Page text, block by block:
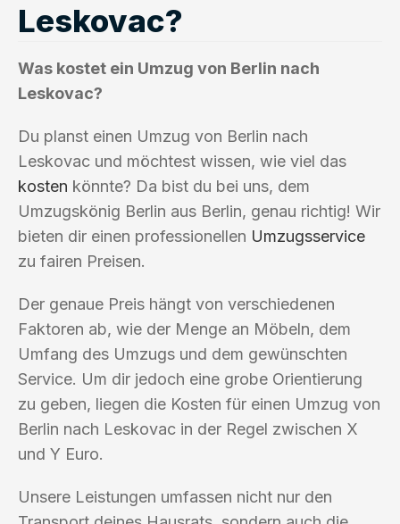
Leskovac?
Was kostet ein Umzug von Berlin nach
Leskovac?
Du planst einen Umzug von Berlin nach
Leskovac und möchtest wissen, wie viel das
kosten könnte? Da bist du bei uns, dem
Umzugskönig Berlin aus Berlin, genau richtig! Wir
bieten dir einen professionellen Umzugsservice
zu fairen Preisen.
Der genaue Preis hängt von verschiedenen
Faktoren ab, wie der Menge an Möbeln, dem
Umfang des Umzugs und dem gewünschten
Service. Um dir jedoch eine grobe Orientierung
zu geben, liegen die Kosten für einen Umzug von
Berlin nach Leskovac in der Regel zwischen X
und Y Euro.
Unsere Leistungen umfassen nicht nur den